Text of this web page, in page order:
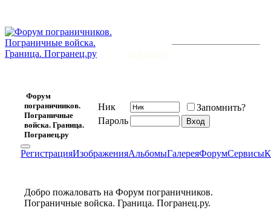
Форум
пограничников.
Пограничные
войска. Граница.
Погранец.ру
Ник
Запомнить?
Пароль
РегистрацияИзображенияАльбомыГалереяФорумСервисы
Добро пожаловать на Форум пограничников.
Пограничные войска. Граница. Погранец.ру.